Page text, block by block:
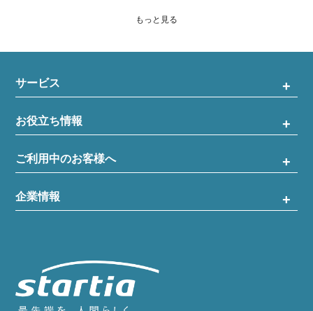
もっと見る
サービス
お役立ち情報
ご利用中のお客様へ
企業情報